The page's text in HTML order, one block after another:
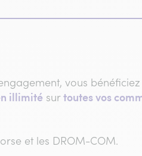
vous bénéficiez
illimité surtoutes vos
et les DROM-COM.